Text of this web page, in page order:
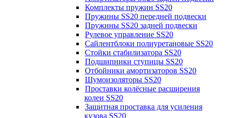
Комплекты пружин SS20
Пружины SS20 передней подвески
Пружины SS20 задней подвески
Рулевое управление SS20
Сайлентблоки полиуретановые SS20
Стойки стабилизатора SS20
Подшипники ступицы SS20
Отбойники амортизаторов SS20
Шумоизоляторы SS20
Проставки колёсные расширения
колеи SS20
Защитная проставка для усиления
кузова SS20